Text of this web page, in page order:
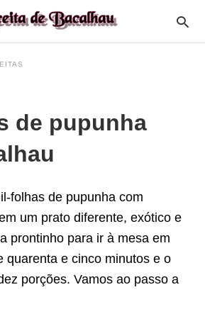
de pupunha
folhas de pupunha com
um prato diferente, exótico e
prontinho para ir à mesa em
quarenta e cinco minutos e o
porções. Vamos ao passo a